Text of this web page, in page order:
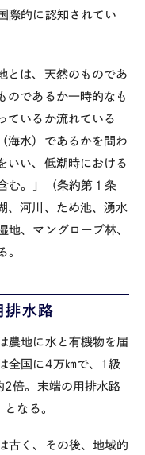
際的に認知されてい
とは、天然のものであ
のであるか一時的なも
ているか流れている
海水）であるかを問わ
いい、低潮時における
む。」（条約第１条
、河川、ため池、湧水
地、マングローブ林、
。
排水路
農地に水と有機物を届
全国に4万㎞で、 1 級
2倍。末端の用排水路
となる。
古く、その後、地域的